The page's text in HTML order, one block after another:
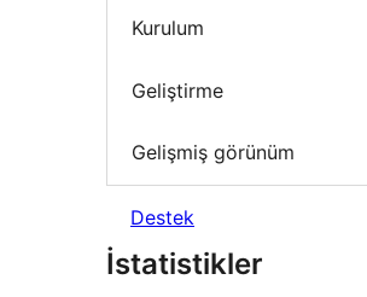
Kurulum
Geliştirme
Gelişmiş görünüm
Destek
İstatistikler